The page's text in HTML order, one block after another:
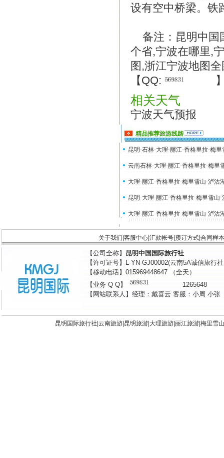
设有空中桥梁。铁
备注：昆明中国
个省,宁波在哪里,
图,浙江宁波地图
【QQ:
相关天气
宁波天气预报
精品推荐旅游线路
昆明-石林-大理-丽江-香格里拉-梅
云南石林-大理-丽江-香格里拉-梅里
大理-丽江-香格里拉-梅里雪山-泸沽
昆明-大理-丽江-香格里拉-梅里雪山
大理-丽江-香格里拉-梅里雪山-泸沽
关于我们 客服中心 汇款帐号 预订方式 合同样本
【公司全称】 昆明中国国际旅行社
【许可证号】L-YN-GJ00002(云南5A诚信旅行
【移动电话】015969448647 （全天）
【业务 Q Q】
1265648
【网站联系人】经理：戴喜云 客服：小周 小张
昆明国际旅行社| 云南旅游 昆明旅游 大理旅游 丽江旅游 梅里雪山